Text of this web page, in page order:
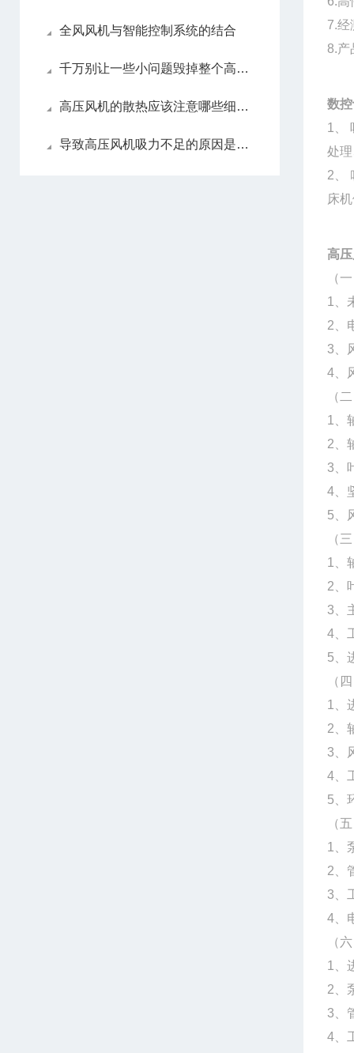
全风风机与智能控制系统的结合
千万别让一些小问题毁掉整个高压风机！
高压风机的散热应该注意哪些细节？
导致高压风机吸力不足的原因是什么？
7.经
8.产
数
1、
处
2、
床
高
（
1、
2、
3、
4、
（
1、
2、
3、
4、
5、
（
1、
2、
3、
4、
5、
（
1、
2、
3、
4、
5、
（
1、
2、
3、
4、
（
1、
2、
3、
4、